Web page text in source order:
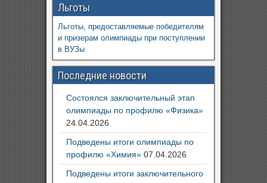
Льготы
Льготы, предоставляемые победителям
и призерам олимпиады при поступлении
в ВУЗы
Последние новости
Состоялся заключительный этап
олимпиады по профилю «Физика»
24.04.2026
Подведены итоги олимпиады по
профилю «Химия» 07.04.2026
Подведены итоги заключительного